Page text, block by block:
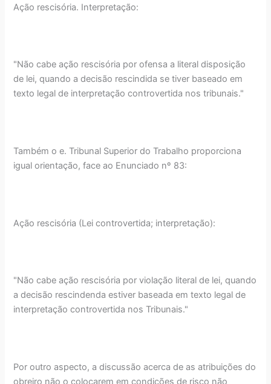
Ação rescisória. Interpretação:
"Não cabe ação rescisória por ofensa a literal disposição
de lei, quando a decisão rescindida se tiver baseado em
texto legal de interpretação controvertida nos tribunais."
Também o e. Tribunal Superior do Trabalho proporciona
igual orientação, face ao Enunciado nº 83:
Ação rescisória (Lei controvertida; interpretação):
"Não cabe ação rescisória por violação literal de lei, quando
a decisão rescindenda estiver baseada em texto legal de
interpretação controvertida nos Tribunais."
Por outro aspecto, a discussão acerca de as atribuições do
obreiro não o colocarem em condições de risco não